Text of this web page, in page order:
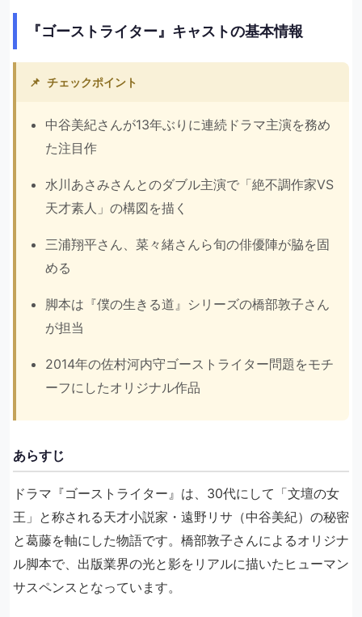
『ゴーストライター』キャストの基本情報
📌 チェックポイント
中谷美紀さんが13年ぶりに連続ドラマ主演を務め
た注目作
水川あさみさんとのダブル主演で「絶不調作家VS
天才素人」の構図を描く
三浦翔平さん、菜々緒さんら旬の俳優陣が脇を固
める
脚本は『僕の生きる道』シリーズの橋部敦子さん
が担当
2014年の佐村河内守ゴーストライター問題をモチ
ーフにしたオリジナル作品
あらすじ
ドラマ『ゴーストライター』は、30代にして「文壇の女
王」と称される天才小説家・遠野リサ（中谷美紀）の秘密
と葛藤を軸にした物語です。橋部敦子さんによるオリジナ
ル脚本で、出版業界の光と影をリアルに描いたヒューマン
サスペンスとなっています。